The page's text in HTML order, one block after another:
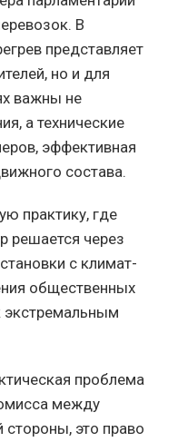
В
представляет
но и для
важны не
а технические
эффективная
состава.
практику, где
решается через
с климат-
общественных
экстремальным
проблема
между
это право